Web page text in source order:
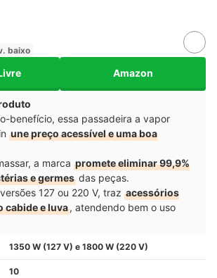
baixo
Amazon
benefício, essa passadeira a vapor
une preço acessível e uma boa
a marca promete eliminar 99,9%
e germes das peças.
127 ou 220 V, traz acessórios
cabide e luva, atendendo bem o uso
1350 W (127 V) e 1800 W (220 V)
10